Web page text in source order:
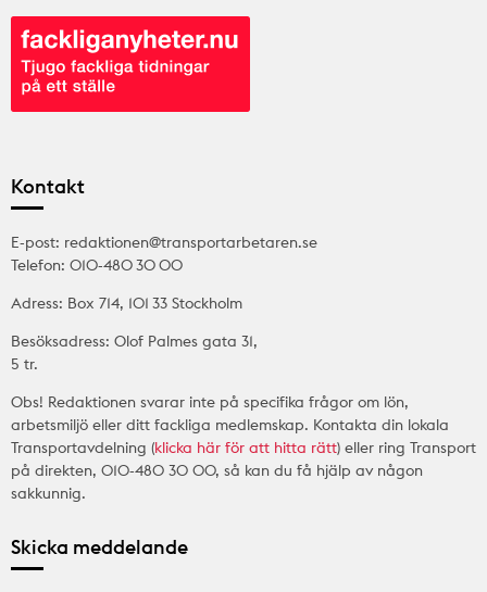
Kontakt
E-post: redaktionen@transportarbetaren.se
Telefon: 010-480 30 00
Adress: Box 714, 101 33 Stockholm
Besöksadress: Olof Palmes gata 31,
5 tr.
Obs! Redaktionen svarar inte på specifika frågor om lön,
arbetsmiljö eller ditt fackliga medlemskap. Kontakta din lokala
Transportavdelning (klicka här för att hitta rätt) eller ring Transport
på direkten, 010-480 30 00, så kan du få hjälp av någon
sakkunnig.
Skicka meddelande